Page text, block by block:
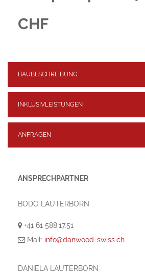
CHF
BAUBESCHREIBUNG
INKLUSIVLEISTUNGEN
ANFRAGEN
ANSPRECHPARTNER
BODO LAUTERBORN
+41 61 588.17.51
Mail: info@danwood-swiss.ch
DANIELA LAUTERBORN